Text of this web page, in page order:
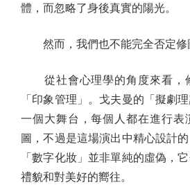
體，而忽略了身後真實的陽光。
然而，我們也不能完全否定修
從社會心理學的角度來看，
「印象管理」。戈夫曼的「擬劇
一個大舞台，每個人都在進行表
圖，不過是這場演出中精心設計
「數字化妝」並非單純的虛偽，
禮貌和對美好的嚮往。